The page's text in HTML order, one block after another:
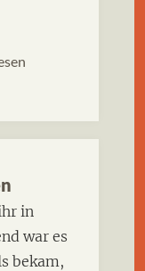
in
war es
bekam,